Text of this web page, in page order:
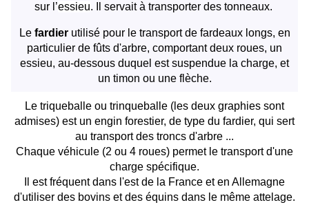
sur l’essieu. Il servait à transporter des tonneaux.
Le fardierutilisé pour le transport de fardeaux longs, en
particulier de fûts d'arbre, comportant deux roues, un
essieu, au-dessous duquel est suspendue la charge, et
un timon ou une flèche.
Le triqueballe ou trinqueballe (les deux graphies sont
admises) est un engin forestier, de type du fardier, qui sert
au transport des troncs d'arbre ...
Chaque véhicule (2 ou 4 roues) permet le transport d'une
charge spécifique.
Il est fréquent dans l'est de la France et en Allemagne
d'utiliser des bovins et des équins dans le même attelage.